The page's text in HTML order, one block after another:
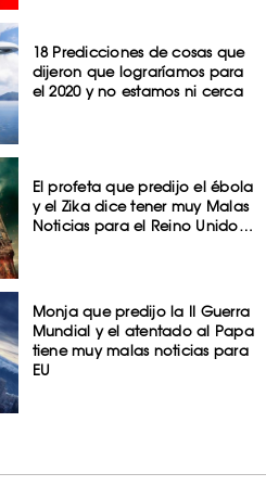
18 Predicciones de cosas que
dijeron que lograríamos para
el 2020 y no estamos ni cerca
El profeta que predijo el ébola
y el Zika dice tener muy Malas
Noticias para el Reino Unido…
Monja que predijo la II Guerra
Mundial y el atentado al Papa
tiene muy malas noticias para
EU